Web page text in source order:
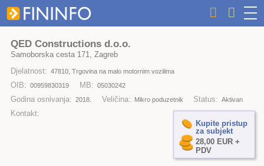
QED Constructions d.o.o.
Samoborska cesta 171, Zagreb
Djelatnost: 47810, Trgovina na malo motornim vozilima
OIB: 00959830319 MB: 05030242
Godina osnivanja: 2018. Veličina: Mikro poduzetnik Status: Aktivan
Kontakt:
Kupite pristup
za subjekt
28,00 EUR +
PDV